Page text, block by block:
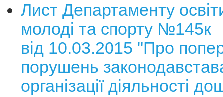
Лист Департаменту
молоді та спорту №145к
від 10.03.2015 "Про
порушень
організації діяльності